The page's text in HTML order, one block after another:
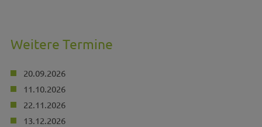
Weitere Termine
20.09.2026
11.10.2026
22.11.2026
13.12.2026